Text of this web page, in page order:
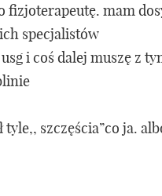
fizjoterapeutę. mam
specjalistów
i coś dalej muszę z
szczęścia”co ja.